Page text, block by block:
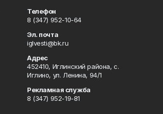
Телефон
8 (347) 952-10-64
Эл. почта
iglvesti@bk.ru
Адрес
452410, Иглинский района, с.
Иглино, ул. Ленина, 94/1
Рекламная служба
8 (347) 952-19-81